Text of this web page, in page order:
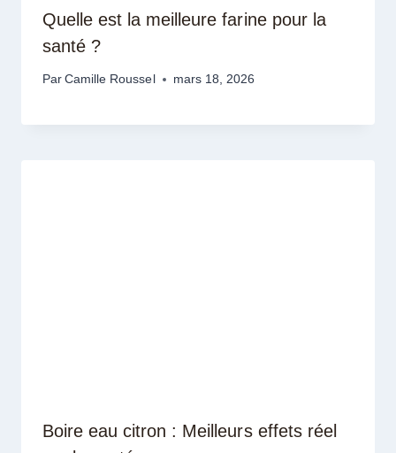
Quelle est la meilleure farine pour la
santé ?
Par Camille Roussel mars 18, 2026
Boire eau citron : Meilleurs effets réel